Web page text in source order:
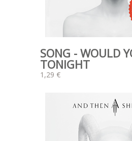
SONG - WOULD
TONIGHT
1,29 €